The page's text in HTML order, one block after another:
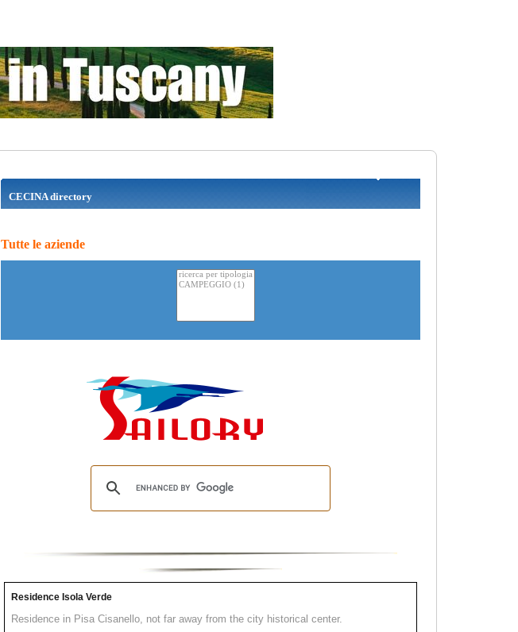
CECINA directory
Tutte le aziende
Residence Isola Verde
Residence in Pisa Cisanello, not far away from the city historical center.